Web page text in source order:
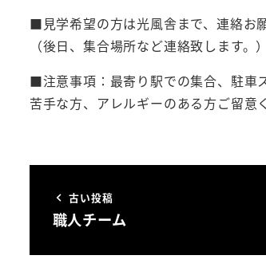
■見学希望の方は光風舎まで、連絡お願
（後日、集合場所など連絡致します。）
■注意事項：最寄り駅での集合、駐車
苦手な方、アレルギーのある方ご留意
古い投稿
職人チーム